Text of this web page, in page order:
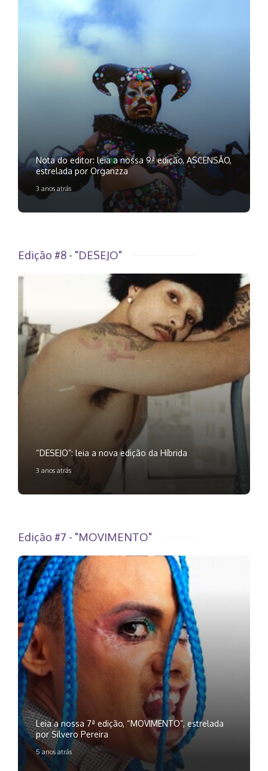
Nota do editor: leia a nossa 9ª edição, ASCENSÃO,
estrelada por Organzza
3 anos atrás
Edição #8 - "DESEJO"
“DESEJO”: leia a nova edição da Híbrida
3 anos atrás
Edição #7 - "MOVIMENTO"
Leia a nossa 7ª edição, “MOVIMENTO”, estrelada
por Silvero Pereira
5 anos atrás